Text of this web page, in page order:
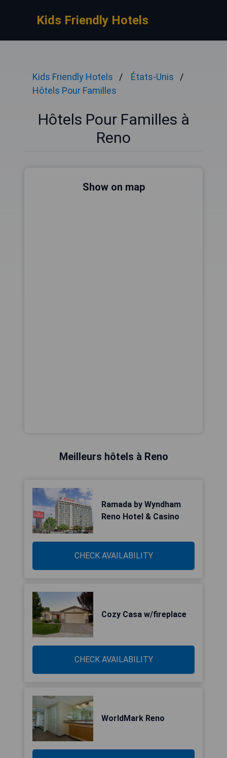
Kids Friendly Hotels
Kids Friendly Hotels
États-Unis
Hôtels Pour Familles
Hôtels Pour Familles à
Reno
Show on map
Meilleurs hôtels à Reno
Ramada by Wyndham
Reno Hotel & Casino
CHECK AVAILABILITY
Cozy Casa w/fireplace
CHECK AVAILABILITY
WorldMark Reno